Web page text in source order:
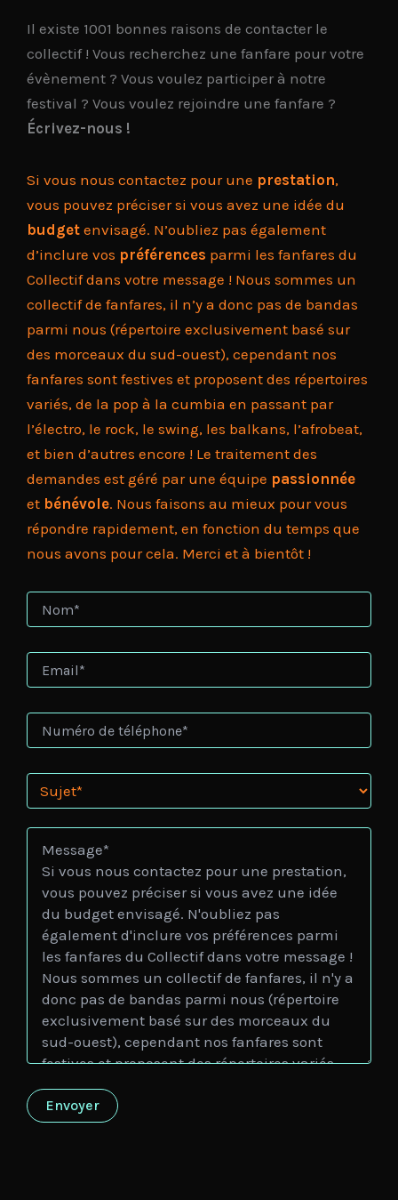
Il existe 1001 bonnes raisons de contacter le
collectif ! Vous recherchez une fanfare pour votre
évènement ? Vous voulez participer à notre
festival ? Vous voulez rejoindre une fanfare ?
Écrivez-nous !
Si vous nous contactez pour une prestation,
vous pouvez préciser si vous avez une idée du
budget envisagé. N’oubliez pas également
d’inclure vos préférences parmi les fanfares du
Collectif dans votre message ! Nous sommes un
collectif de fanfares, il n’y a donc pas de bandas
parmi nous (répertoire exclusivement basé sur
des morceaux du sud-ouest), cependant nos
fanfares sont festives et proposent des répertoires
variés, de la pop à la cumbia en passant par
l’électro, le rock, le swing, les balkans, l’afrobeat,
et bien d’autres encore ! Le traitement des
demandes est géré par une équipe passionnée
et bénévole. Nous faisons au mieux pour vous
répondre rapidement, en fonction du temps que
nous avons pour cela. Merci et à bientôt !